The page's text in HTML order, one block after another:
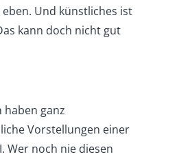
Und künstliches ist
kann doch nicht gut
haben ganz
Vorstellungen einer
Wer noch nie diesen